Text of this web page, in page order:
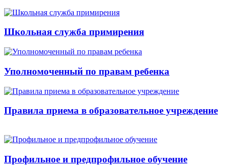
Школьная служба примирения
Уполномоченный по правам ребенка
Правила приема в образовательное учреждение
Профильное и предпрофильное обучение